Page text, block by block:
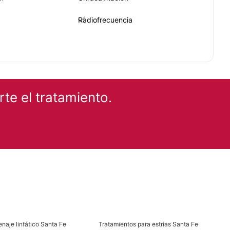
Radiofrecuencia
Rosácea
el tratamiento.
linfático Santa Fe
Tratamientos para estrías Santa Fe